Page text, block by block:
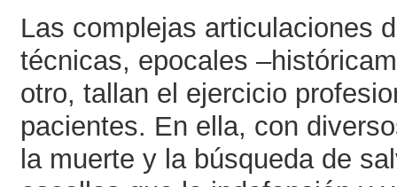
Las complejas articulaciones
técnicas, epocales
otro, tallan el ejercicio
pacientes. En ella, con
la muerte y la búsqueda de